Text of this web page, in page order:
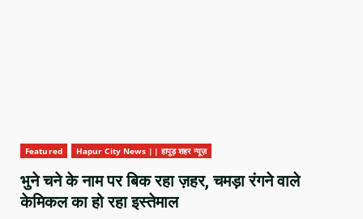
Featured Hapur City News || हापुड़ शहर न्यूज़
भुने चने के नाम पर बिक रहा ज़हर, चमड़ा रंगने वाले
केमिकल का हो रहा इस्तेमाल